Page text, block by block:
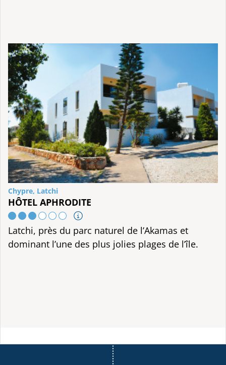
Chypre, Latchi
HÔTEL APHRODITE
Latchi, près du parc naturel de l’Akamas et
dominant l’une des plus jolies plages de l’île.